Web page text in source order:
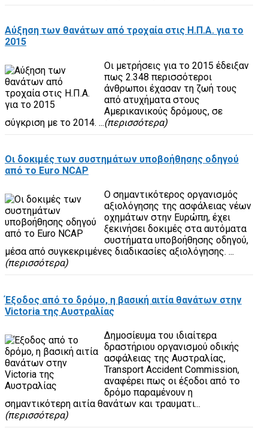
Αύξηση των θανάτων από τροχαία στις Η.Π.Α. για το
2015
Οι μετρήσεις για το 2015 έδειξαν
πως 2.348 περισσότεροι
άνθρωποι έχασαν τη ζωή τους
από ατυχήματα στους
Αμερικανικούς δρόμους, σε
σύγκριση με το 2014. ...(περισσότερα)
Οι δοκιμές των συστημάτων υποβοήθησης οδηγού
από το Euro NCAP
Ο σημαντικότερος οργανισμός
αξιολόγησης της ασφάλειας νέων
οχημάτων στην Ευρώπη, έχει
ξεκινήσει δοκιμές στα αυτόματα
συστήματα υποβοήθησης οδηγού,
μέσα από συγκεκριμένες διαδικασίες αξιολόγησης. ...
(περισσότερα)
Έξοδος από το δρόμο, η βασική αιτία θανάτων στην
Victoria της Αυστραλίας
Δημοσίευμα του ιδιαίτερα
δραστήριου οργανισμού οδικής
ασφάλειας της Αυστραλίας,
Transport Accident Commission,
αναφέρει πως οι έξοδοι από το
δρόμο παραμένουν η
σημαντικότερη αιτία θανάτων και τραυματι...
(περισσότερα)